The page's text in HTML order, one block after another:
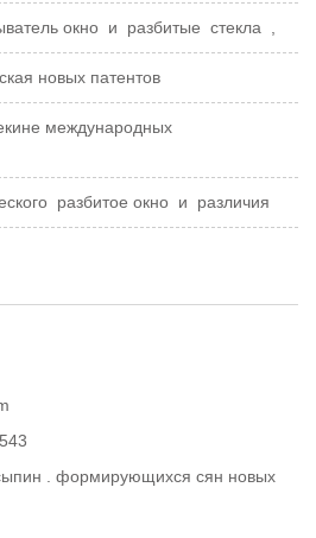
окно и разбитые стекла ,
новых патентов
международных
разбитое окно и различия
. формирующихся сян новых